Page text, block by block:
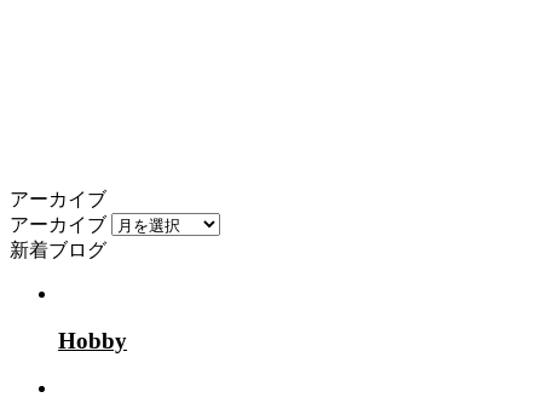
アーカイブ
アーカイブ
新着ブログ
Hobby